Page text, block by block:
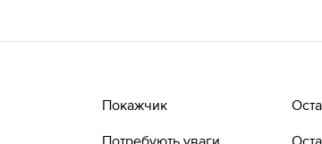
Покажчик
Потребують уваги